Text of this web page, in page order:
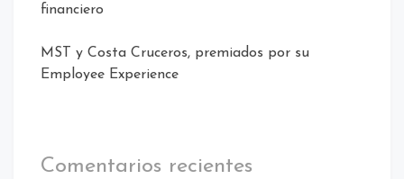
financiero
MST y Costa Cruceros, premiados por su
Employee Experience
Comentarios recientes